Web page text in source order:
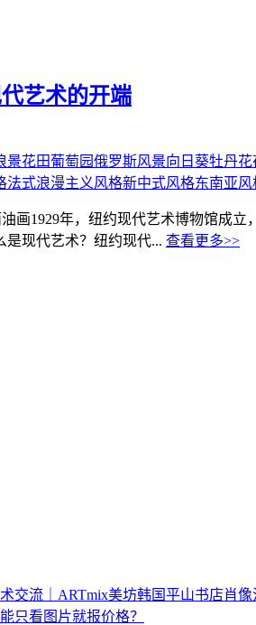
艺术的开端
景花田葡萄园俄罗斯风景向日葵牡丹花
法式浪漫主义风格新中式风格东南亚风
画1929年，纽约现代艺术博物馆成
是现代艺术？纽约现代... 查看更多>>
交流｜ARTmix美坊韩国平山书店肖像
只看图片就报价格？